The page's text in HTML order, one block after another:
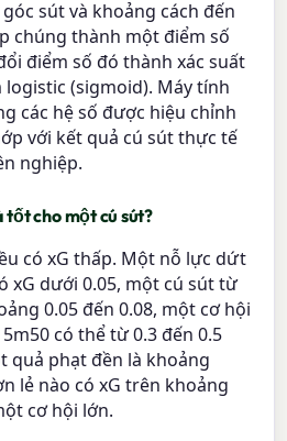
sút và khoảng cách đến
chúng thành một điểm số
điểm số đó thành xác suất
(sigmoid). Máy tính
các hệ số được hiệu chỉnh
với kết quả cú sút thực tế
nghiệp.
cho một cú sút?
có xG thấp. Một nỗ lực dứt
xG dưới 0.05, một cú sút từ
0.05 đến 0.08, một cơ hội
có thể từ 0.3 đến 0.5
quả phạt đền là khoảng
lẻ nào có xG trên khoảng
cơ hội lớn.